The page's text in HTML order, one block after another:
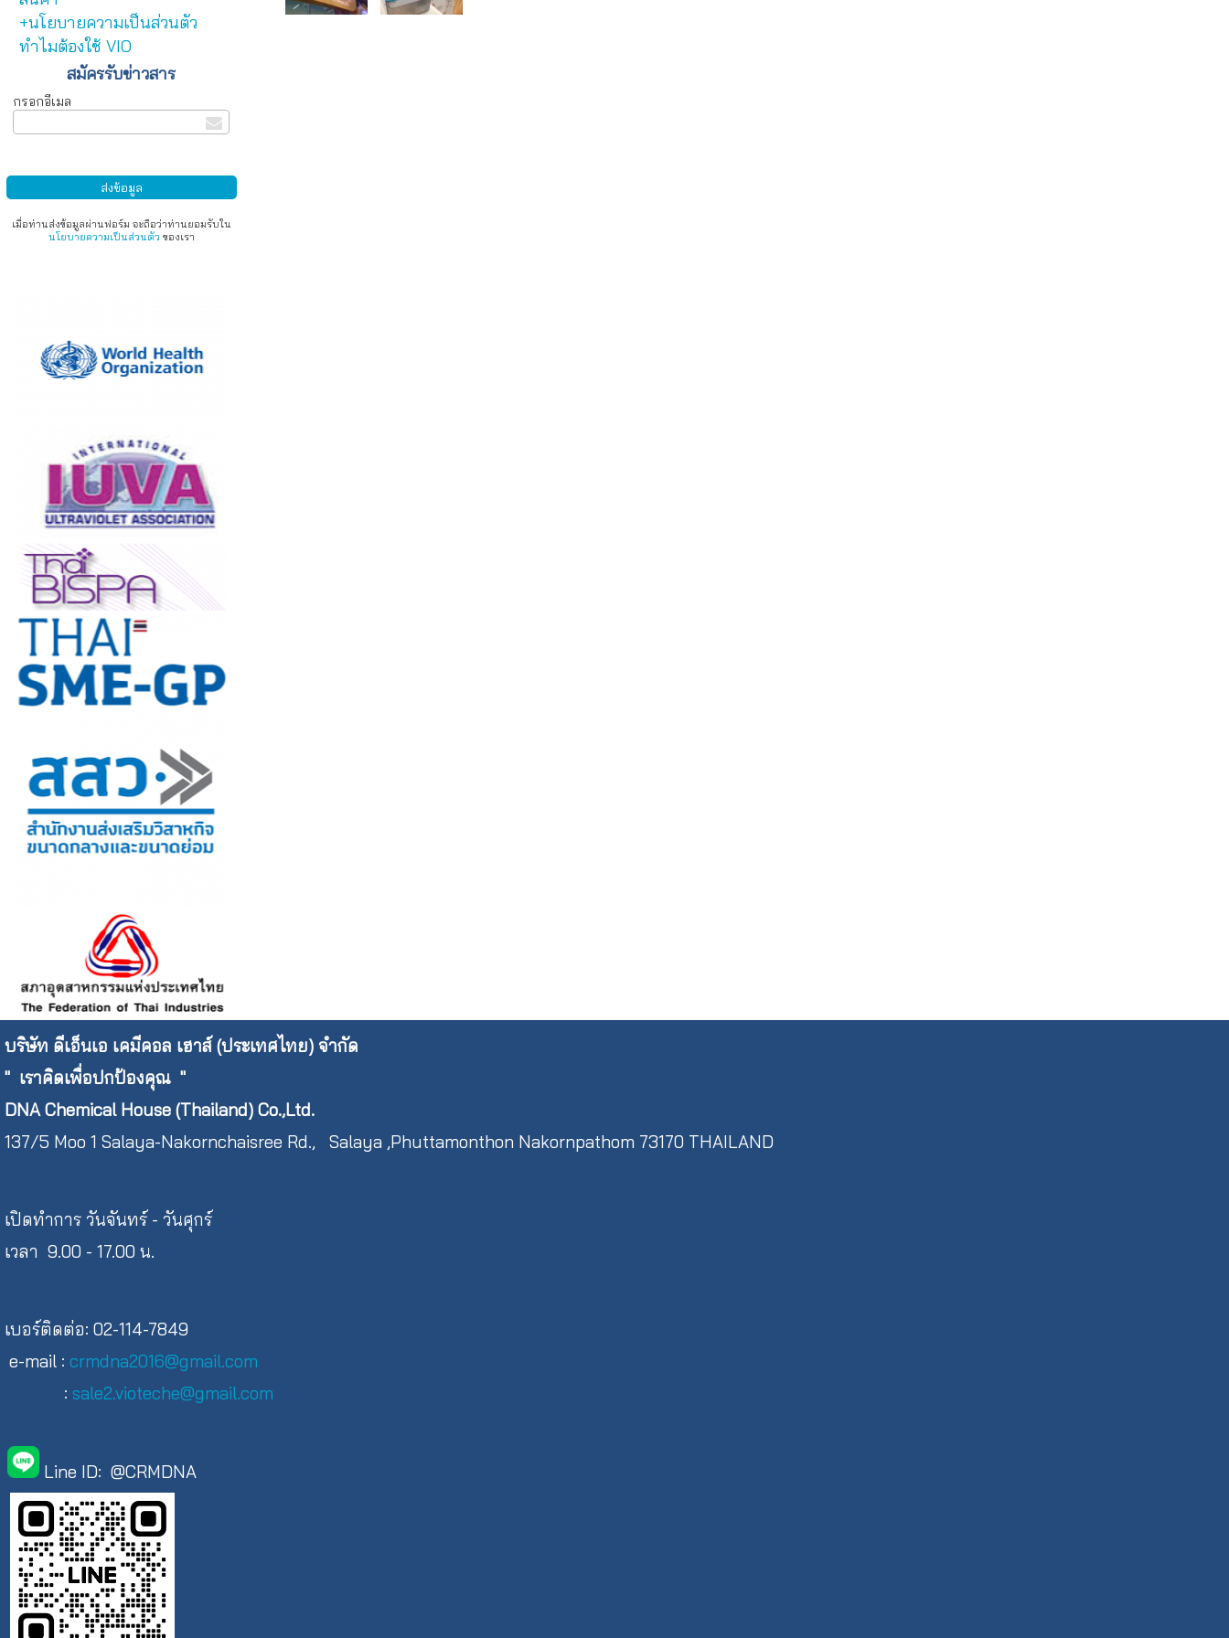
+นโยบายความเป็นส่วนตัว
ทำไมต้องใช้ VIO
สมัครรับข่าวสาร
กรอกอีเมล
เมื่อท่านส่งข้อมูลผ่านฟอร์ม จะถือว่าท่านยอมรับใน
นโยบายความเป็นส่วนตัว ของเรา
บริษัท ดีเอ็นเอ เคมีคอล เฮาส์ (ประเทศไทย) จำกัด
" เราคิดเพื่อปกป้องคุณ "
DNA Chemical House (Thailand) Co.,Ltd.
137/5 Moo 1 Salaya-Nakornchaisree Rd., Salaya ,Phuttamonthon Nakornpathom 73170 THAILAND
เปิดทำการ วันจันทร์ - วันศุกร์
เวลา 9.00 - 17.00 น.
เบอร์ติดต่อ: 02-114-7849
e-mail : crmdna2016@gmail.com
: sale2.vioteche@gmail.com
Line ID: @CRMDNA